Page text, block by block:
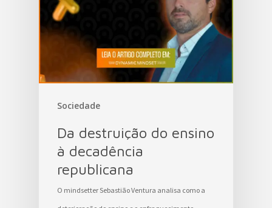
Sociedade
Da destruição do ensino
à decadência
republicana
O mindsetter Sebastião Ventura analisa como a